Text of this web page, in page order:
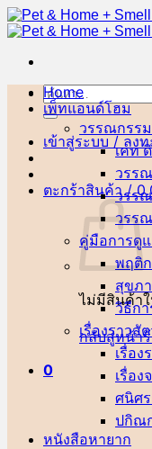
ข้าม
ไป
เนื้อหา
ค้นหา:
เข้าสู่ระบบ / ลงท
ตะกร้าสินค้า /
ไม่มีสินค้า
กลับสู่หน้า
0
Home
เพ็ทแอนด์โฮม
วรรณกรร
เคท
วรร
วรร
วรร
คู่มือการดูแ
พฤติก
สุขภ
วิธีกา
เรื่องราวสั
เรื่อ
เรื่อง
ศนิศ
ปกิณ
หนังสือหายาก